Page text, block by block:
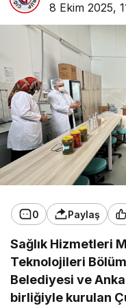
8 Ekim 2025,
0 Paylaş
Sağlık Hizmetleri
Teknolojileri
Belediyesi ve
birliğiyle kurulan